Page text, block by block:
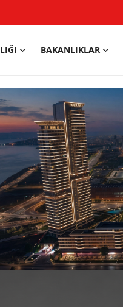
BAKANLIKLAR